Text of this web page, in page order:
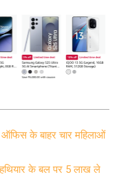
ऑफिस के बाहर चार महिलाओं
के बल पर 5 लाख ले